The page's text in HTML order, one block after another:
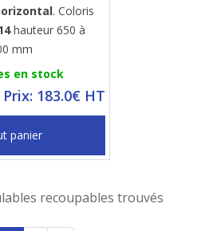
. Coloris
hauteur 650 à
mm
en stock
Prix: 183.0€ HT
panier
recoupables trouvés